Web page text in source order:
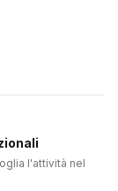
l'attività nel